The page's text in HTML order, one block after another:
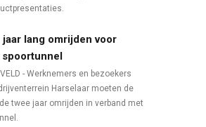
jaar lang omrijden voor
spoortunnel
- Werknemers en bezoekers
Harselaar moeten de
twee jaar omrijden in verband met